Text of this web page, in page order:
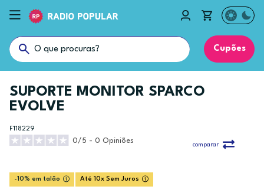
Cupões
SUPORTE MONITOR SPARCO
EVOLVE
F118229
0/5 - 0 Opiniões
comparar
-10% em talão Até 10x Sem Juros